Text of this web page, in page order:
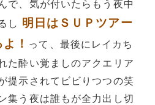
で、気が付いたらもう夜中
し 明日はＳＵＰツアー
！ って、最後にレイカち
た酔い覚ましのアクエリア
提示されてビビりつつの笑
集う夜は誰もが全力出し切